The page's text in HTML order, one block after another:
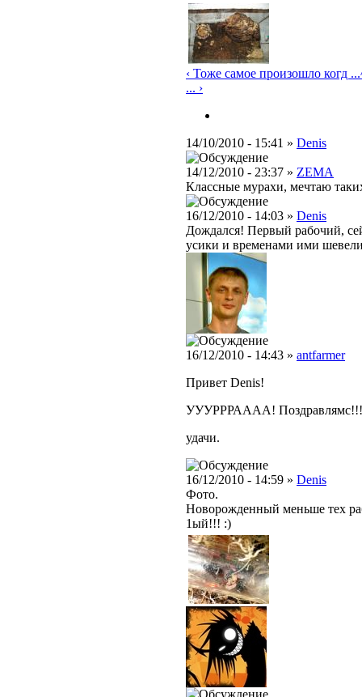
‹ Тоже самое произошло когд ...
... ›
14/10/2010 - 15:41 » Denis
14/12/2010 - 23:37 » ZEMA
Классные мурахи, мечтаю
16/12/2010 - 14:03 » Denis
Дождался! Первый рабочий,
усики и временами ими
16/12/2010 - 14:43 » antfarmer
Привет Denis!
УУУРРРАААА!
удачи.
16/12/2010 - 14:59 » Denis
Фото.
Новорожденный меньше тех
1ый!!! :)